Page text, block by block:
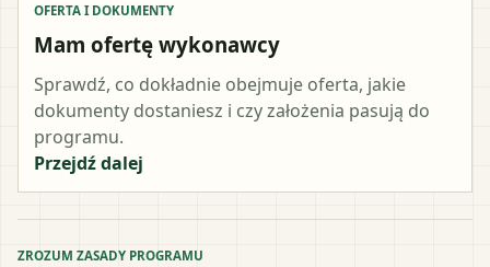
OFERTA I DOKUMENTY
Mam ofertę wykonawcy
Sprawdź, co dokładnie obejmuje oferta, jakie
dokumenty dostaniesz i czy założenia pasują do
programu.
Przejdź dalej
ZROZUM ZASADY PROGRAMU